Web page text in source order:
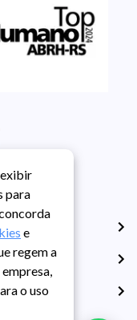
exibir
para
e
regem a
o uso